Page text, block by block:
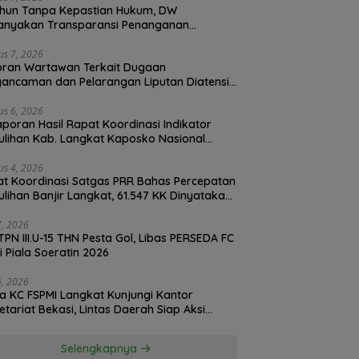
Tanpa Kepastian Hukum, DW
Transparansi Penanganan
7, 2026
Wartawan Terkait Dugaan
dan Pelarangan Liputan Diatensi
6, 2026
Hasil Rapat Koordinasi Indikator
Kab. Langkat Kaposko Nasional
4, 2026
Koordinasi Satgas PRR Bahas Percepatan
Banjir Langkat, 61.547 KK Dinyatakan
2026
III.U-15 THN Pesta Gol, Libas PERSEDA FC
Piala Soeratin 2026
2026
KC FSPMI Langkat Kunjungi Kantor
Bekasi, Lintas Daerah Siap Aksi
Selengkapnya